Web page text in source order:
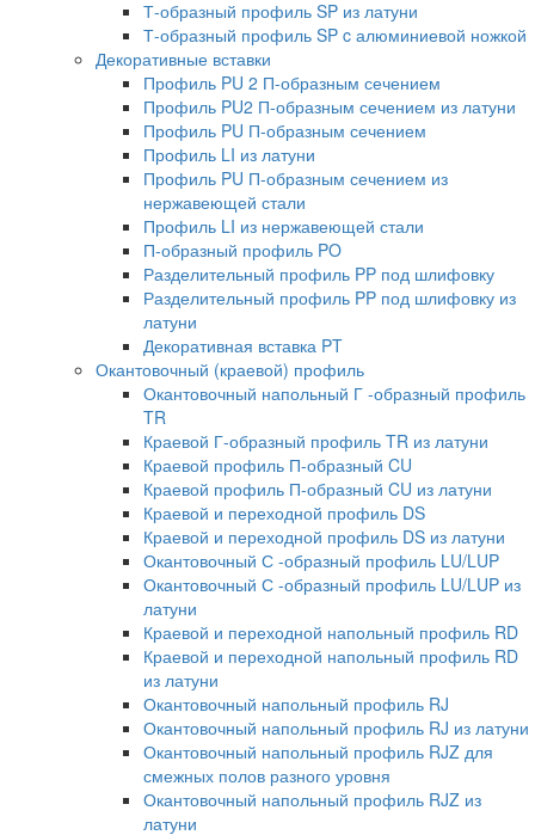
Т-образный профиль SP из латуни
Т-образный профиль SP c алюминиевой ножкой
Декоративные вставки
Профиль PU 2 П-образным сечением
Профиль PU2 П-образным сечением из латуни
Профиль PU П-образным сечением
Профиль LI из латуни
Профиль PU П-образным сечением из
нержавеющей стали
Профиль LI из нержавеющей стали
П-образный профиль PO
Разделительный профиль PP под шлифовку
Разделительный профиль PP под шлифовку из
латуни
Декоративная вставка PT
Окантовочный (краевой) профиль
Окантовочный напольный Г -образный профиль
TR
Краевой Г-образный профиль TR из латуни
Краевой профиль П-образный CU
Краевой профиль П-образный CU из латуни
Краевой и переходной профиль DS
Краевой и переходной профиль DS из латуни
Окантовочный С -образный профиль LU/LUP
Окантовочный С -образный профиль LU/LUP из
латуни
Краевой и переходной напольный профиль RD
Краевой и переходной напольный профиль RD
из латуни
Окантовочный напольный профиль RJ
Окантовочный напольный профиль RJ из латуни
Окантовочный напольный профиль RJZ для
смежных полов разного уровня
Окантовочный напольный профиль RJZ из
латуни